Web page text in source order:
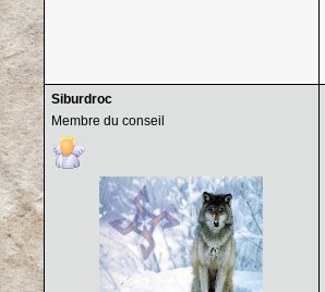
Siburdroc
Membre du conseil